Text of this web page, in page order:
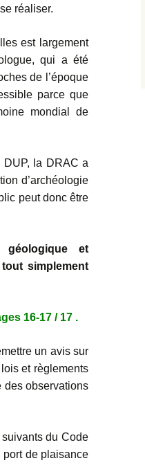
réaliser.
est largement
qui a été
de l’époque
parce que
mondial de
DUP, la DRAC a
d’archéologie
peut donc être
géologique et
simplement
16-17 / 17 .
un avis sur
et règlements
des observations
du Code
port de plaisance